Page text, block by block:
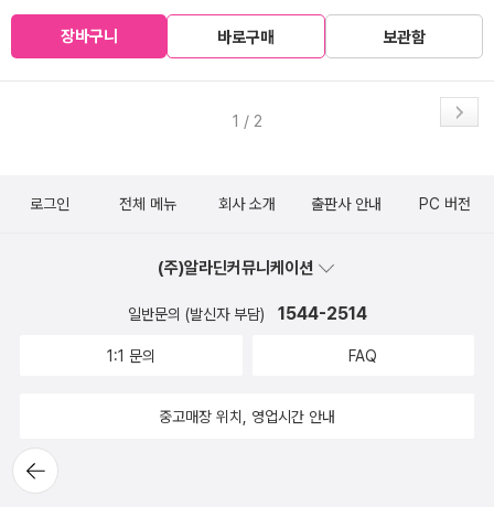
장바구니 바로구매 보관함
1 / 2
뒤로가
기
로그인 전체 메뉴 회사 소개 출판사 안내 PC 버전
(주)알라딘커뮤니케이션
일반문의 (발신자 부담) 1544-2514
1:1 문의 FAQ
중고매장 위치, 영업시간 안내